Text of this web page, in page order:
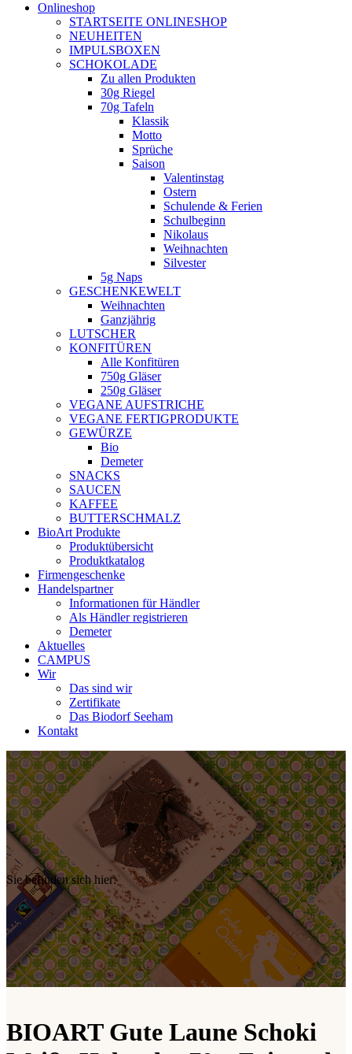
Onlineshop
STARTSEITE ONLINESHOP
NEUHEITEN
IMPULSBOXEN
SCHOKOLADE
Zu allen Produkten
30g Riegel
70g Tafeln
Klassik
Motto
Sprüche
Saison
Valentinstag
Ostern
Schulende & Ferien
Schulbeginn
Nikolaus
Weihnachten
Silvester
5g Naps
GESCHENKEWELT
Weihnachten
Ganzjährig
LUTSCHER
KONFITÜREN
Alle Konfitüren
750g Gläser
250g Gläser
VEGANE AUFSTRICHE
VEGANE FERTIGPRODUKTE
GEWÜRZE
Bio
Demeter
SNACKS
SAUCEN
KAFFEE
BUTTERSCHMALZ
BioArt Produkte
Produktübersicht
Produktkatalog
Firmengeschenke
Handelspartner
Informationen für Händler
Als Händler registrieren
Demeter
Aktuelles
CAMPUS
Wir
Das sind wir
Zertifikate
Das Biodorf Seeham
Kontakt
Sie befinden sich hier:
BIOART Gute Laune Schoki